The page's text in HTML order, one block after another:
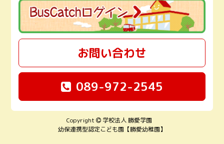
お問い合わせ
089-972-2545
Copyright
学校法人 勝愛学園
幼保連携型認定こども園【勝愛幼稚園】